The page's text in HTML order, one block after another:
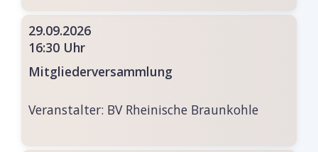
29.09.2026
16:30 Uhr
Mitgliederversammlung
Veranstalter: BV Rheinische Braunkohle